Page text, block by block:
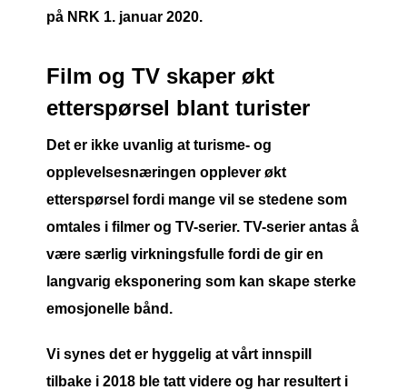
på NRK 1. januar 2020.
Film og TV skaper økt
etterspørsel blant turister
Det er ikke uvanlig at turisme- og
opplevelsesnæringen opplever økt
etterspørsel fordi mange vil se stedene som
omtales i filmer og TV-serier. TV-serier antas å
være særlig virkningsfulle fordi de gir en
langvarig eksponering som kan skape sterke
emosjonelle bånd.
Vi synes det er hyggelig at vårt innspill
tilbake i 2018 ble tatt videre og har resultert i